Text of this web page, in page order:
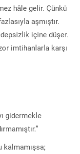
hâle gelir. Çünkü
aşmıştır.
içine düşer.
imtihanlarla karşı
gidermekle
kalmamışsa;